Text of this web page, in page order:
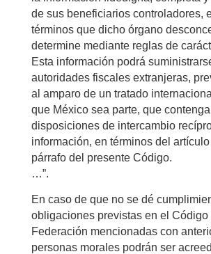
de sus beneficiarios controladores,
términos que dicho órgano
determine mediante reglas de
Esta información podrá
autoridades fiscales extranjeras,
al amparo de un tratado
que México sea parte, que contenga
disposiciones de intercambio
información, en términos del
párrafo del presente Código.
…”.
En caso de que no se dé
obligaciones previstas en el Código
Federación mencionadas con
personas morales podrán ser